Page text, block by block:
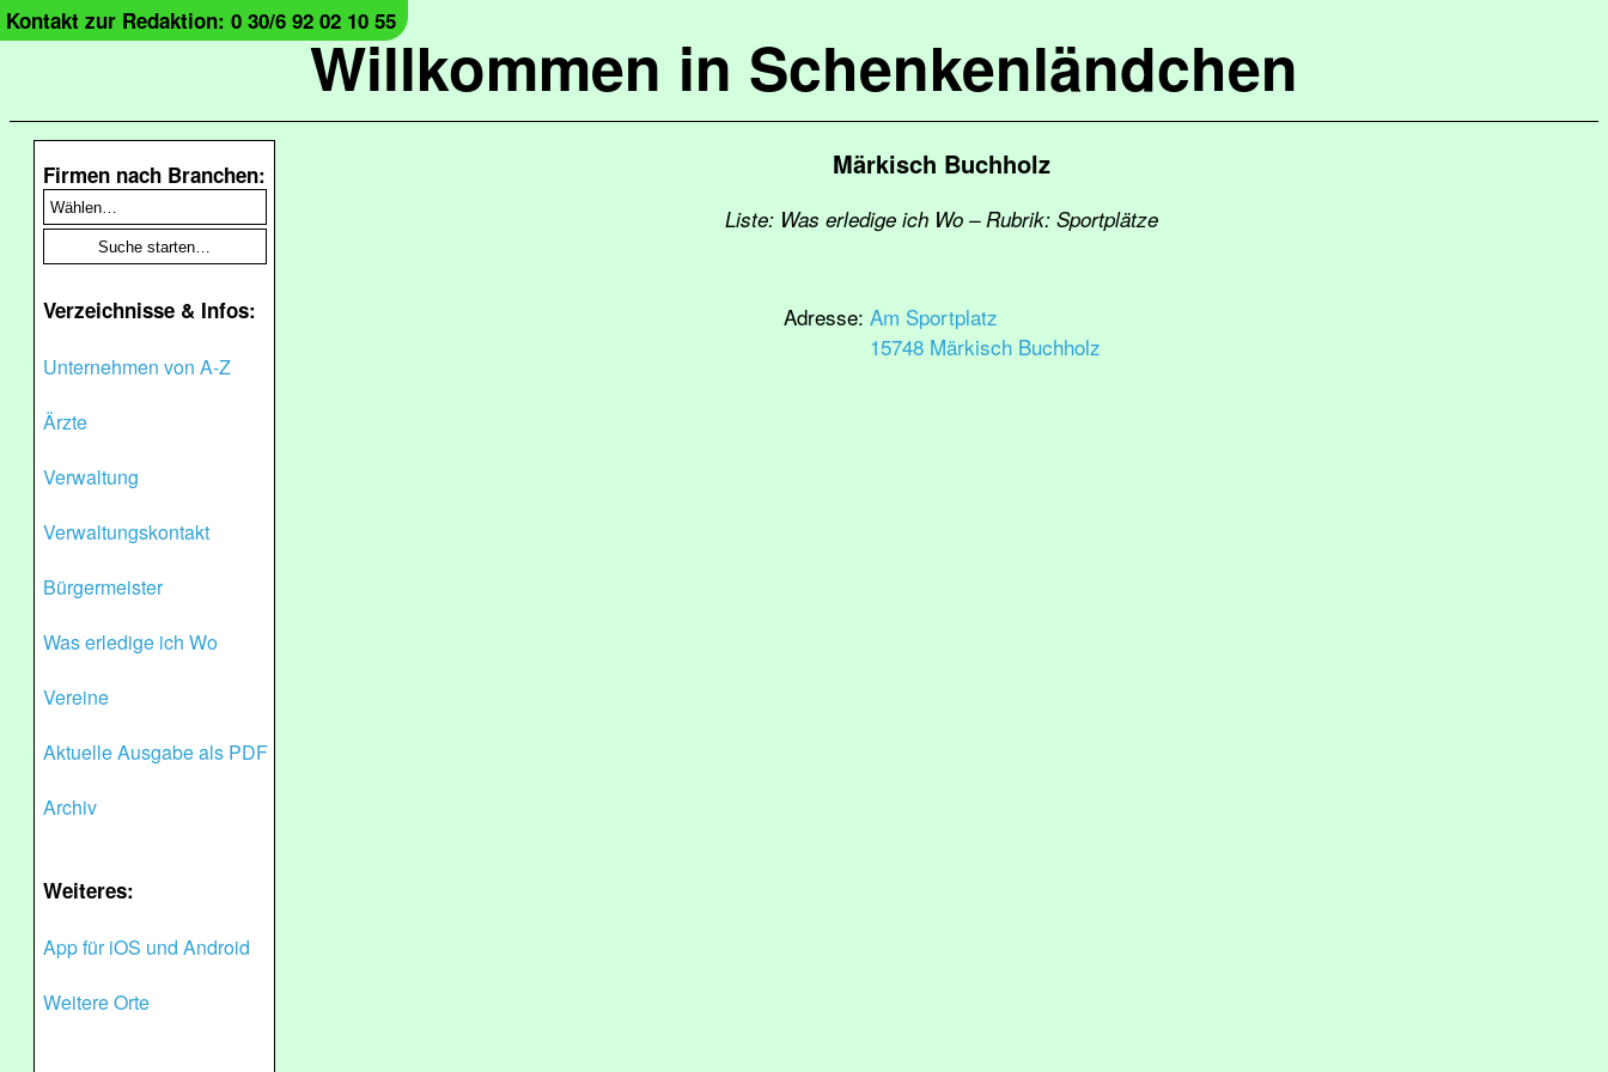
Willkommen in Schenkenländchen
Kontakt zur Redaktion: 0 30/6 92 02 10 55
Firmen nach Branchen:
Verzeichnisse & Infos:
Unternehmen von A-Z
Ärzte
Verwaltung
Verwaltungskontakt
Bürgermeister
Was erledige ich Wo
Vereine
Aktuelle Ausgabe als PDF
Archiv
Weiteres:
App für iOS und Android
Weitere Orte
Märkisch Buchholz
Liste: Was erledige ich Wo – Rubrik: Sportplätze
Adresse: Am Sportplatz
15748 Märkisch Buchholz